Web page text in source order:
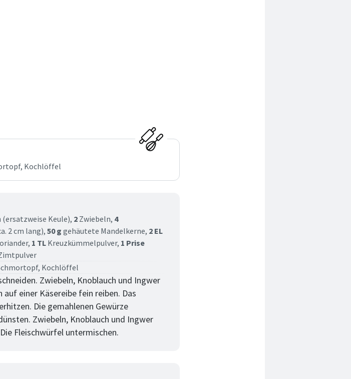
Kochlöffel
Keule), 2 Zwiebeln, 4
2 cm lang),50 g gehäutete Mandelkerne, 2 EL
1 TL Kreuzkümmelpulver, 1 Prise
Kochlöffel
Zwiebeln, Knoblauch und Ingwer
einer Käsereibe fein reiben. Das
Die gemahlenen Gewürze
Zwiebeln, Knoblauch und Ingwer
Fleischwürfel untermischen.